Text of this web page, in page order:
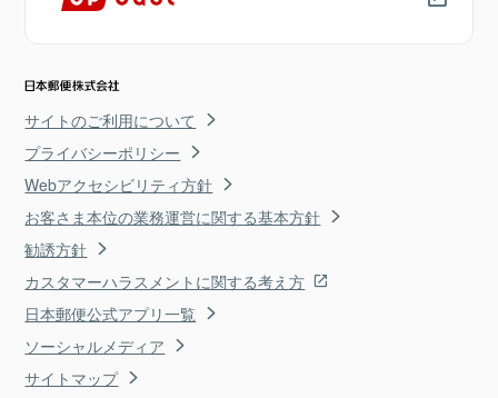
サイトのご利用について
プライバシーポリシー
Webアクセシビリティ方針
お客さま本位の業務運営に関する基本方針
勧誘方針
カスタマーハラスメントに関する考え方
日本郵便公式アプリ一覧
ソーシャルメディア
サイトマップ